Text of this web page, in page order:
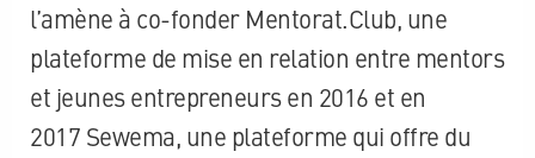
l’amène à co-fonder Mentorat.Club, une
plateforme de mise en relation entre mentors
et jeunes entrepreneurs en 2016 et en
2017 Sewema, une plateforme qui offre du